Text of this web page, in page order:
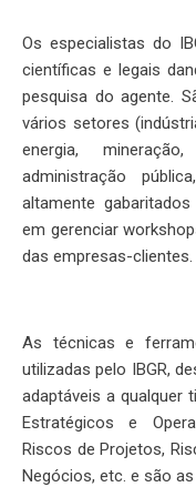
Os especialistas do
científicas e legais
pesquisa do agente.
vários setores
energia,
administração
altamente
em gerenciar
das empresas-clientes.
As técnicas e
utilizadas pelo IBGR,
adaptáveis a qualquer
Estratégicos e
Riscos de Projetos,
Negócios, etc. e são